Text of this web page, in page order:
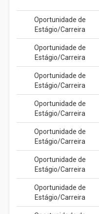
Oportunidade de
Estágio/Carreira
Oportunidade de
Estágio/Carreira
Oportunidade de
Estágio/Carreira
Oportunidade de
Estágio/Carreira
Oportunidade de
Estágio/Carreira
Oportunidade de
Estágio/Carreira
Oportunidade de
Estágio/Carreira